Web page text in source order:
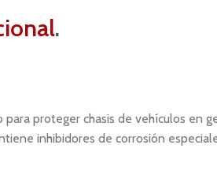
.
proteger chasis de vehículos en
inhibidores de corrosión